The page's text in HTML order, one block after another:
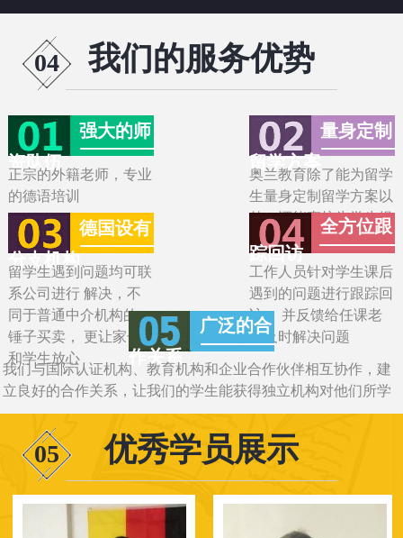
04 我们的服务优势
强大的师
资队伍
正宗的外籍老师，专业
的德语培训
量身定制
留学方案
奥兰教育除了能为留学
生量身定制留学方案以
外，还能直接为学生提
供专业的语言课程培训
德国设有
分支机构
留学生遇到问题均可联
系公司进行 解决，不
同于普通中介机构的一
锤子买卖， 更让家长
和学生放心
全方位跟
踪回访
工作人员针对学生课后
遇到的问题进行跟踪回
访， 并反馈给任课老
师及时解决问题
广泛的合
作关系
我们与国际认证机构、教育机构和企业合作伙伴相互协作，建
立良好的合作关系，让我们的学生能获得独立机构对他们所学
知识的认证
05 优秀学员展示